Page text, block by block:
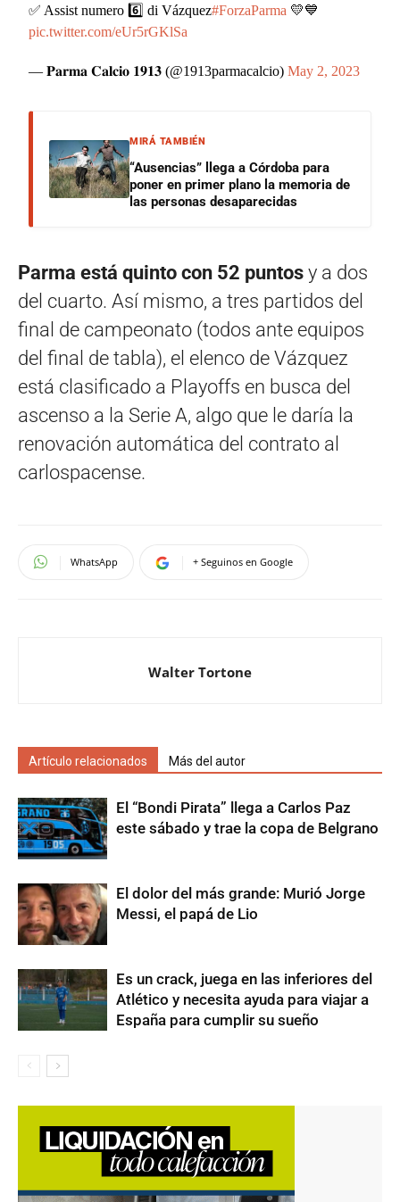
✅ Assist numero 6️⃣ di Vázquez#ForzaParma 💛💙
pic.twitter.com/eUr5rGKlSa
— 𝐏𝐚𝐫𝐦𝐚 𝐂𝐚𝐥𝐜𝐢𝐨 𝟏𝟗𝟏𝟑 (@1913parmacalcio)May 2, 2023
MIRÁ TAMBIÉN
“Ausencias” llega a Córdoba para
poner en primer plano la memoria de
las personas desaparecidas
Parma está quinto con 52 puntos y a dos
del cuarto. Así mismo, a tres partidos del
final de campeonato (todos ante equipos
del final de tabla), el elenco de Vázquez
está clasificado a Playoffs en busca del
ascenso a la Serie A, algo que le daría la
renovación automática del contrato al
carlospacense.
WhatsApp + Seguinos en Google
Walter Tortone
Artículo relacionados Más del autor
El “Bondi Pirata” llega a Carlos Paz
este sábado y trae la copa de Belgrano
El dolor del más grande: Murió Jorge
Messi, el papá de Lio
Es un crack, juega en las inferiores del
Atlético y necesita ayuda para viajar a
España para cumplir su sueño